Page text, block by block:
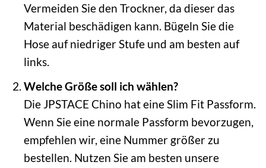
Vermeiden Sie den Trockner, da dieser das
Material beschädigen kann. Bügeln Sie die
Hose auf niedriger Stufe und am besten auf
links.
Welche Größe soll ich wählen?
Die JPSTACE Chino hat eine Slim Fit Passform.
Wenn Sie eine normale Passform bevorzugen,
empfehlen wir, eine Nummer größer zu
bestellen. Nutzen Sie am besten unsere